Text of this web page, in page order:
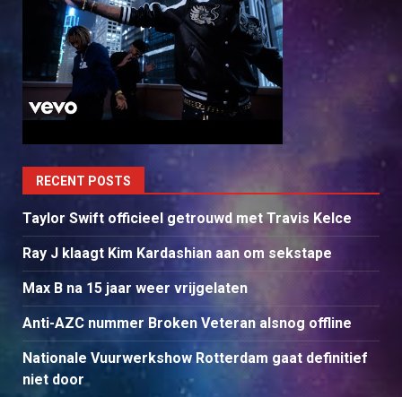
RECENT POSTS
Taylor Swift officieel getrouwd met Travis Kelce
Ray J klaagt Kim Kardashian aan om sekstape
Max B na 15 jaar weer vrijgelaten
Anti-AZC nummer Broken Veteran alsnog offline
Nationale Vuurwerkshow Rotterdam gaat definitief
niet door